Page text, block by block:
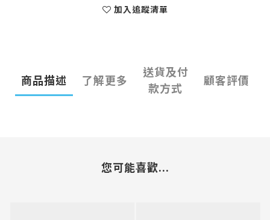
加入追蹤清單
商品描述 了解更多
送貨及付
款方式
顧客評價
您可能喜歡...